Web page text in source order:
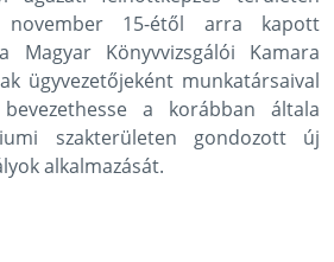
15-étől arra kapott
Magyar Könyvvizsgálói Kamara
ügyvezetőjeként munkatársaival
a korábban általa
szakterületen gondozott új
alkalmazását.